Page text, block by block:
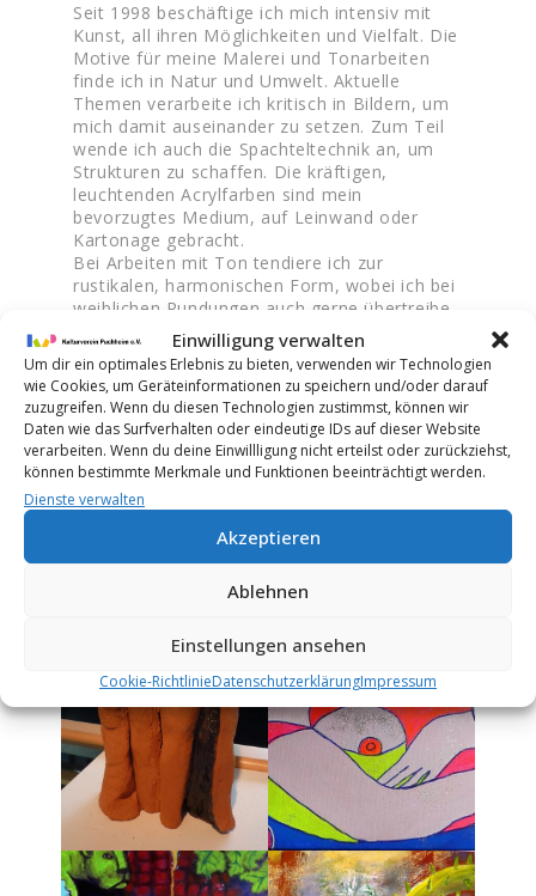
Einwilligung verwalten
Um dir ein optimales Erlebnis zu bieten, verwenden wir Technologien
wie Cookies, um Geräteinformationen zu speichern und/oder darauf
zuzugreifen. Wenn du diesen Technologien zustimmst, können wir
Daten wie das Surfverhalten oder eindeutige IDs auf dieser Website
verarbeiten. Wenn du deine Einwillligung nicht erteilst oder zurückziehst,
können bestimmte Merkmale und Funktionen beeinträchtigt werden.
Dienste verwalten
Akzeptieren
Ablehnen
Einstellungen ansehen
Cookie-RichtlinieDatenschutz­erklärungImpressum
Seit 1998 beschäftige ich mich intensiv mit
Kunst, all ihren Möglichkeiten und Vielfalt. Die
Motive für meine Malerei und Tonarbeiten
finde ich in Natur und Umwelt. Aktuelle
Themen verarbeite ich kritisch in Bildern, um
mich damit auseinander zu setzen. Zum Teil
wende ich auch die Spachteltechnik an, um
Strukturen zu schaffen. Die kräftigen,
leuchtenden Acrylfarben sind mein
bevorzugtes Medium, auf Leinwand oder
Kartonage gebracht.
Bei Arbeiten mit Ton tendiere ich zur
rustikalen, harmonischen Form, wobei ich bei
weiblichen Rundungen auch gerne übertreibe.
Meine Gefäße und Figuren brenne ich in
Raku-, Holzbrand, Feld- Grubenbrand, oder
mit farbigen Glasuren versehen im Brennofen.
Bildhauerische Arbeiten stelle ich aus
Ytonsteinen her.